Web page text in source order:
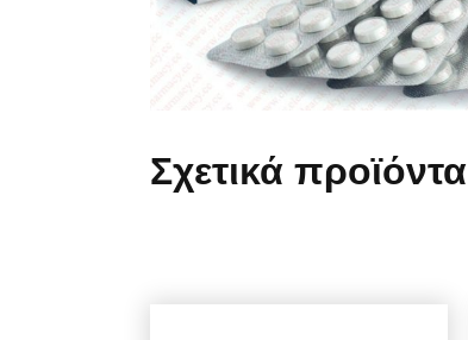
Σχετικά προϊόντα